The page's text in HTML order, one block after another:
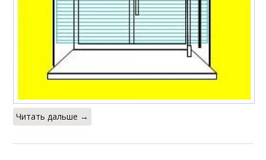
Читать дальше →